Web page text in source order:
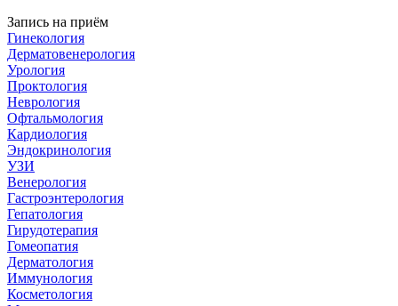
Запись на приём
Гинекология
Дерматовенерология
Урология
Проктология
Неврология
Офтальмология
Кардиология
Эндокринология
УЗИ
Венерология
Гастроэнтерология
Гепатология
Гирудотерапия
Гомеопатия
Дерматология
Иммунология
Косметология